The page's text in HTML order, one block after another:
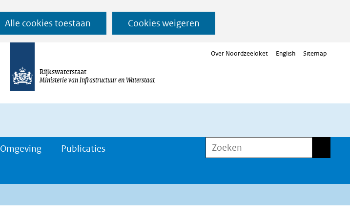
Alle cookies toestaan Cookies weigeren
Ga
naar
de
Rijkswaterstaat
Ministerie van Infrastructuur en Waterstaat
Over Noordzeeloket English Sitemap
Omgeving Publicaties Zoeken